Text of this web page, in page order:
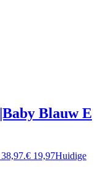
Blauw E
€ 19,97Huidige